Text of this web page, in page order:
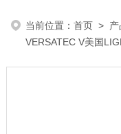
当前位置：首页 >